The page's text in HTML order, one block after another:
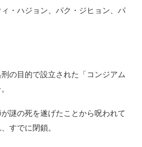
・ハジョン、パク・ジヒョン、パ
の目的で設立された「コンジアム
謎の死を遂げたことから呪われて
すでに閉鎖。